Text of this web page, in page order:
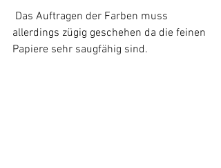
allerdings zügig geschehen da die feinen
Papiere sehr saugfähig sind.